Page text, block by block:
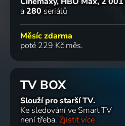
a 280 seriálů
Měsíc zdarma
poté 229 Kč měs.
TV BOX
Slouží pro starší TV.
Ke sledování ve Smart TV
není třeba. Zjistit více